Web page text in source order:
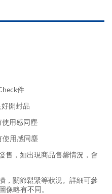
件
開封品
用感同塵
使用感同塵
售，如出現商品售罄情況，會
，關節鬆緊等狀況。詳細可參
像略有不同。